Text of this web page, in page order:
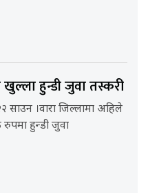
खुल्ला हुन्डी जुवा तस्करी
साउन ।वारा जिल्लामा अहिले
रुपमा हुन्डी जुवा